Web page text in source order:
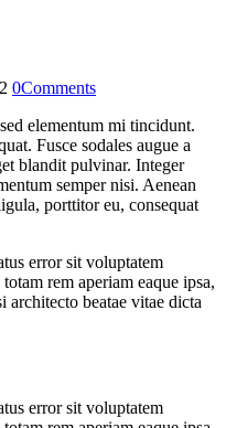
0Comments
elementum mi tincidunt.
Fusce sodales augue a
blandit pulvinar. Integer
semper nisi. Aenean
porttitor eu, consequat
error sit voluptatem
rem aperiam eaque ipsa,
architecto beatae vitae dicta
error sit voluptatem